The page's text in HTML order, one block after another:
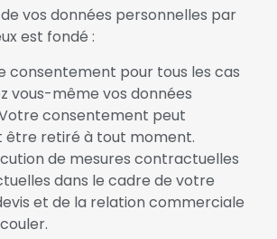
vos données personnelles par
est fondé :
consentement pour tous les cas
vous-même vos données
consentement peut
être retiré à tout moment.
de mesures contractuelles
dans le cadre de votre
et de la relation commerciale